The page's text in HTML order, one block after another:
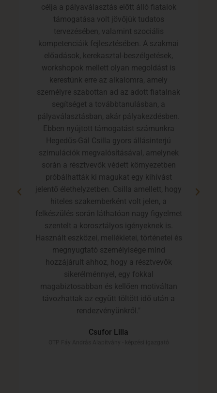
célja a pályaválasztás előtt álló fiatalok
támogatása volt jövőjük tudatos
tervezésében, valamint szociális
kompetenciáik fejlesztésében. A szakmai
előadások, kerekasztal-beszélgetések,
workshopok mellett olyan megoldást is
kerestünk erre az alkalomra, amely
személyre szabottan ad az adott fiatalnak
segítséget a továbbtanulásban, a
pályaválasztásban, akár pályakezdésben.
Ebben nyújtott támogatást számunkra
Hegedűs-Gál Csilla gyors állásinterjú
szimulációk megvalósításával, amelynek
során a résztvevők védett környezetben
próbálhatták ki magukat egy kihívást
jelentő élethelyzetben. Csilla amellett, hogy
hiteles szakemberként volt jelen, a
felkészülés során láthatóan nagy figyelmet
szentelt a korosztályos igényeknek is.
Használt eszközei, mellékletei, történetei és
megnyugtató személyisége mind
hozzájárult ahhoz, hogy a résztvevők
sikerélménnyel, egy fokkal
magabiztosabban és kellően motiváltan
távozhattak az együtt töltött idő után a
rendezvényünkről."
Csufor Lilla